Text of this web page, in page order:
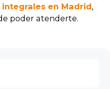
en Madrid,
poder atenderte.